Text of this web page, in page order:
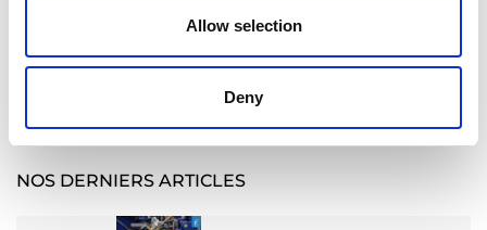
Allow selection
Deny
NOS DERNIERS ARTICLES